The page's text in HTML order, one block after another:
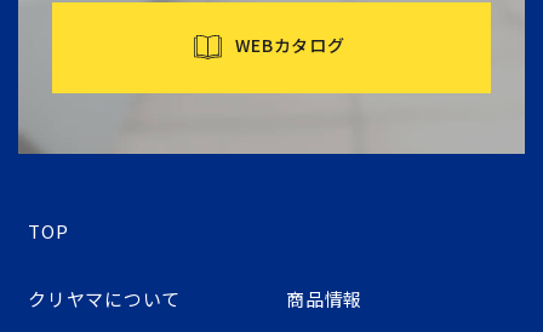
WEBカタログ
TOP
クリヤマについて 商品情報